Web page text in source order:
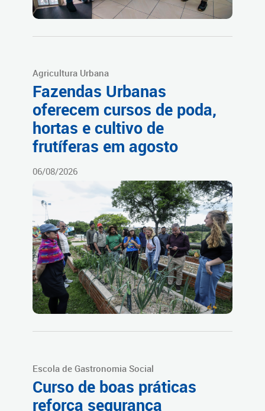
Agricultura Urbana
Fazendas Urbanas
oferecem cursos de poda,
hortas e cultivo de
frutíferas em agosto
06/08/2026
Escola de Gastronomia Social
Curso de boas práticas
reforça segurança